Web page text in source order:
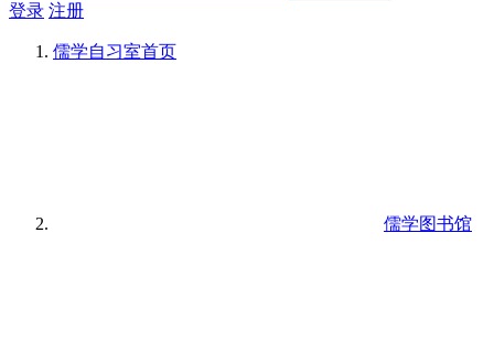
登录 注册
儒学自习室首页
儒学图书馆